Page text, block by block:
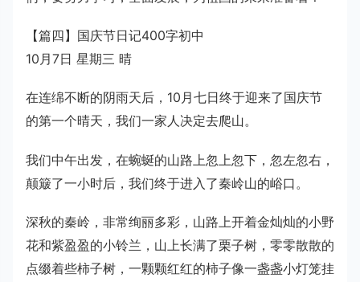
【篇四】国庆节日记400字初中
10月7日 星期三 晴
在连绵不断的阴雨天后，10月七日终于迎来了国庆节
的第一个晴天，我们一家人决定去爬山。
我们中午出发，在蜿蜒的山路上忽上忽下，忽左忽右，
颠簸了一小时后，我们终于进入了秦岭山的峪口。
深秋的秦岭，非常绚丽多彩，山路上开着金灿灿的小野
花和紫盈盈的小铃兰，山上长满了栗子树，零零散散的
点缀着些柿子树，一颗颗红红的柿子像一盏盏小灯笼挂